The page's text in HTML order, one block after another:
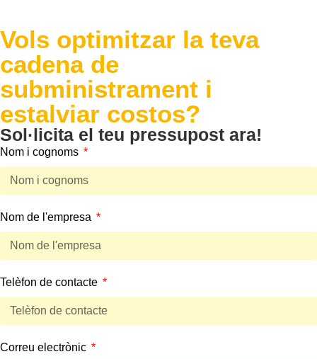
Vols optimitzar la teva
cadena de
subministrament i
estalviar costos?
Sol·licita el teu pressupost ara!
Nom i cognoms
Nom de l'empresa
Telèfon de contacte
Correu electrònic